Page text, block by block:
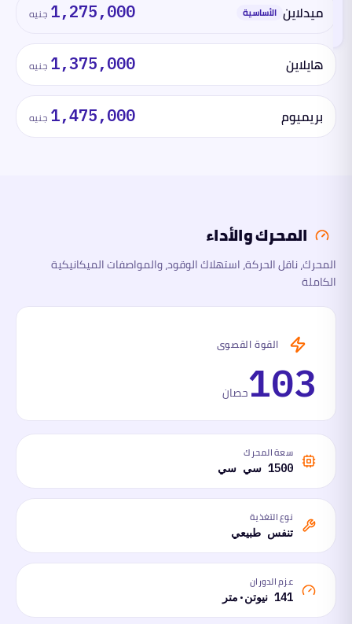
هذا
القسم
المحرك
والأداء
الأبعاد
ما
لها
وما
عليها
ميدلاين الأساسية 1,275,000 جنيه
هايلاين 1,375,000 جنيه
بريميوم 1,475,000 جنيه
المحرك والأداء
المحرك، ناقل الحركة، استهلاك الوقود، والمواصفات الميكانيكية
الكاملة
القوة القصوى
103حصان
سعة المحرك
1500 سي سي
نوع التغذية
تنفس طبيعي
عزم الدوران
141 نيوتن·متر